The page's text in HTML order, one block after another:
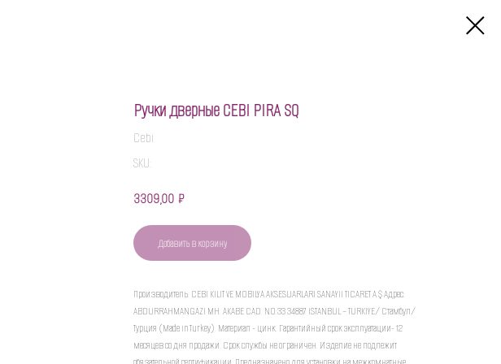
Ручки дверные CEBI PIRA SQ
Cebi
SKU:
3309,00 ₽
Добавить в корзину
Производитель: CEBI KILIT VE MOBILYA AKSESUARLARI SANAYII TICARET A.Ş Адрес:
ABDURRAHMANGAZI MH. AKABE CAD. NO:33 34887 ISTANBUL – TURKIYE/ Стамбул/
Турция (Made in Turkey). Материал - цинк. Гарантийный срок эксплуатации- 12
месяцев со дня продажи. Срок службы не ограничен. Изделие не подлежит